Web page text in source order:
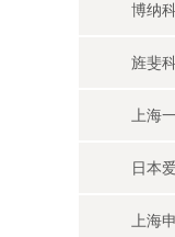
博纳
旌斐
上海
日本
上海